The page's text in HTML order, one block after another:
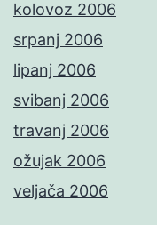
kolovoz 2006
srpanj 2006
lipanj 2006
svibanj 2006
travanj 2006
ožujak 2006
veljača 2006